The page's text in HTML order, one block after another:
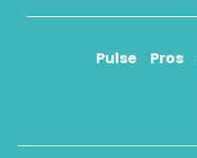
Pulse Pros